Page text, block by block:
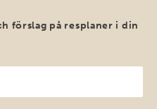
förslag på resplaner i din